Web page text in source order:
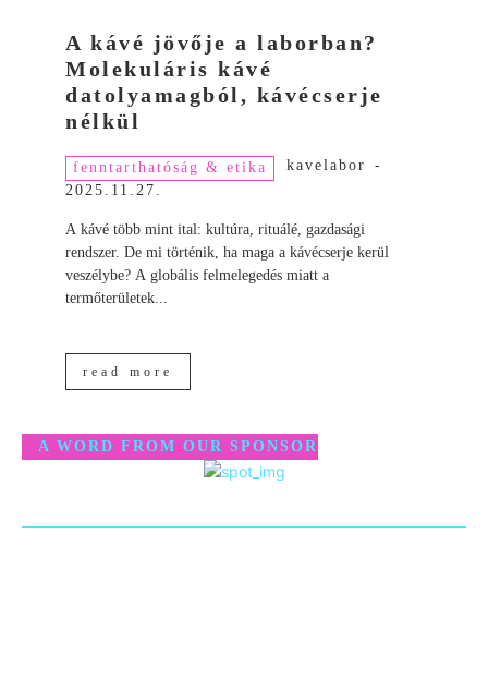
A kávé jövője a laborban?
Molekuláris kávé
datolyamagból, kávécserje
nélkül
fenntarthatóság & etika kavelabor
-
2025.11.27.
A kávé több mint ital: kultúra, rituálé, gazdasági
rendszer. De mi történik, ha maga a kávécserje kerül
veszélybe? A globális felmelegedés miatt a
termőterületek...
read more
A WORD FROM OUR SPONSOR